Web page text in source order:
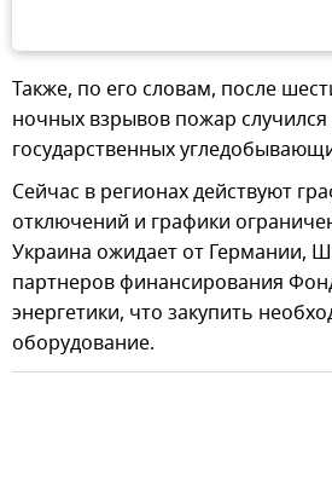
Также, по его словам, после
ночных взрывов пожар
государственных
Сейчас в регионах действуют
отключений и графики
Украина ожидает от Германии,
партнеров финансирования
энергетики, что закупить
оборудование.